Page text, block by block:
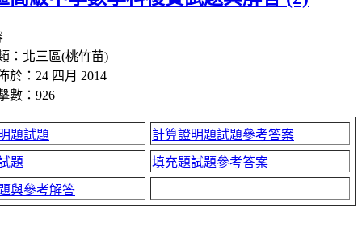
：北三區(桃竹苗)
於：24 四月 2014
數：926
題試題
計算證明題試題參考答案
題
填充題試題參考答案
與參考解答